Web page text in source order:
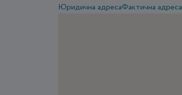
Юридична адресаФактична адреса